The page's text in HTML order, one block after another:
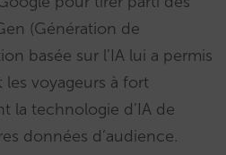
(Génération de
basée sur l’IA lui a permis
voyageurs à fort
la technologie d’IA de
données d’audience.